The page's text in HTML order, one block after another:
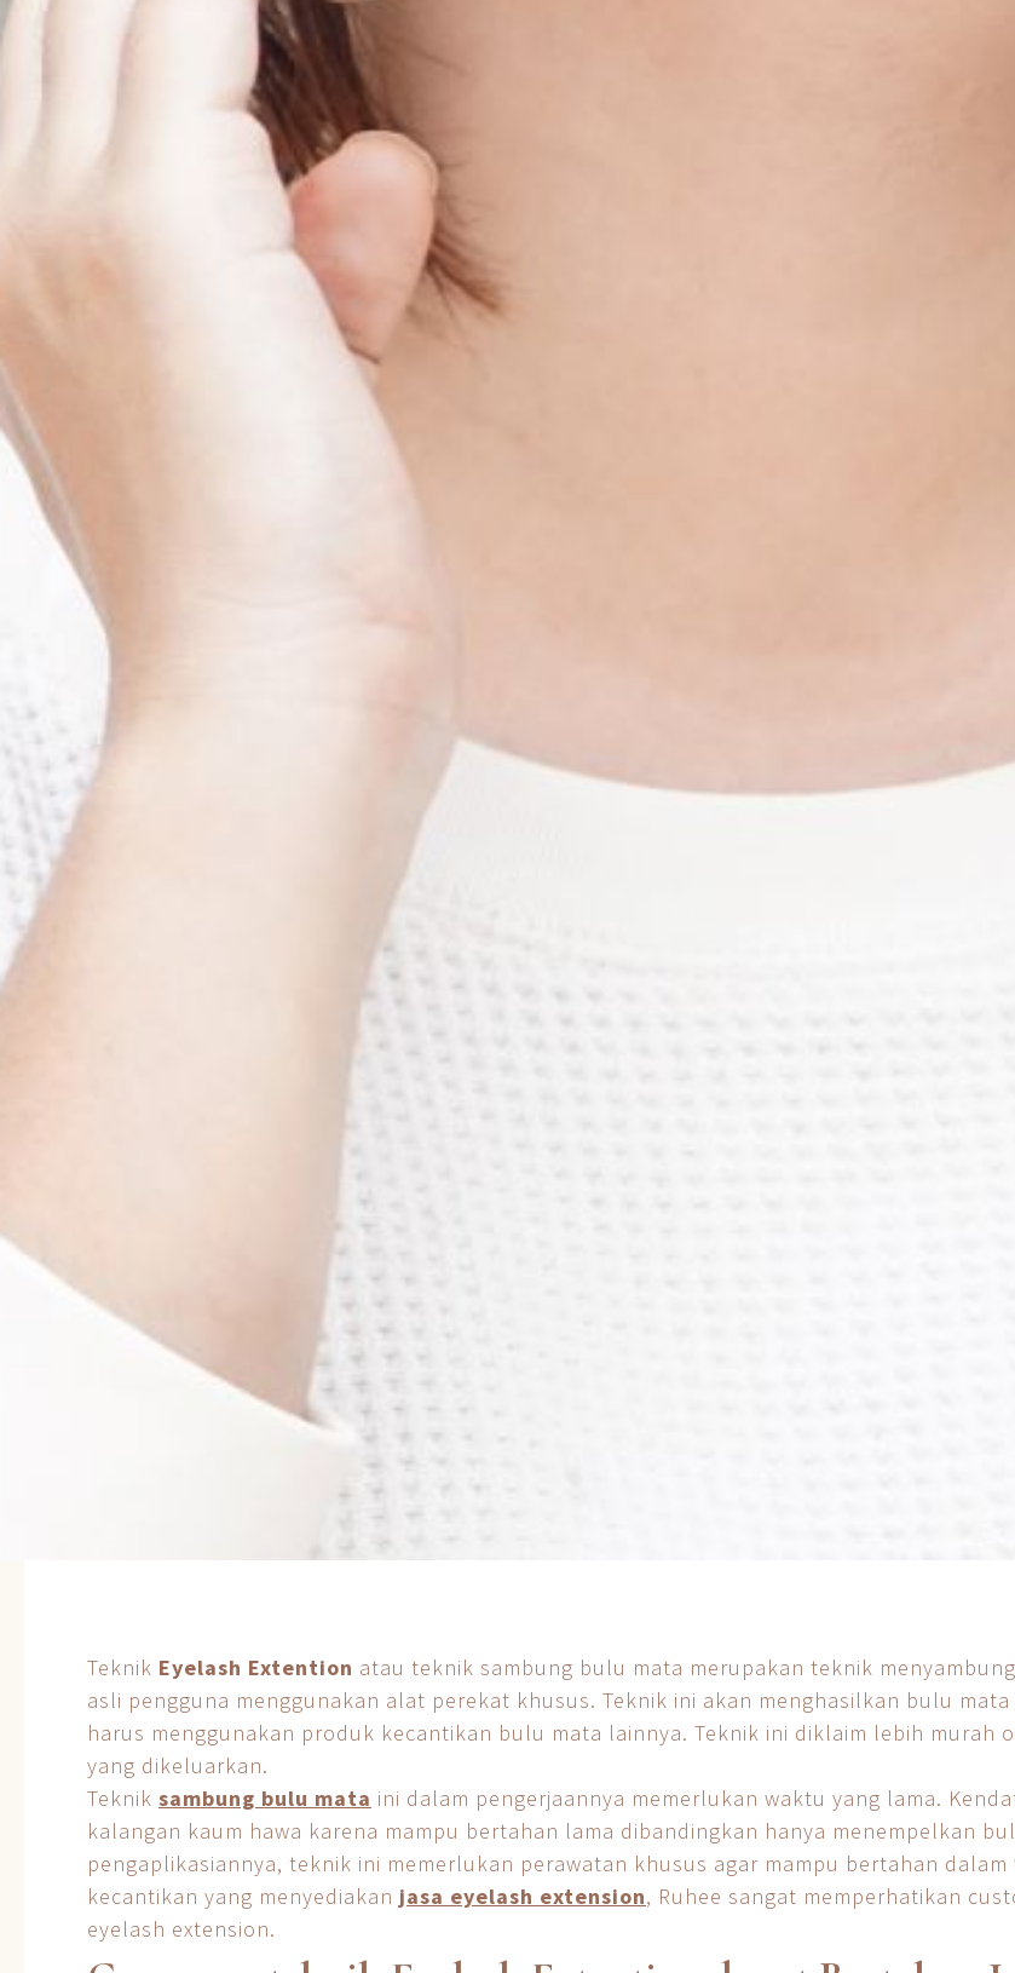
Teknik Eyelash Extention atau teknik sambung bulu mata merupakan teknik
asli pengguna menggunakan alat perekat khusus. Teknik ini akan menghasilkan bulu
harus menggunakan produk kecantikan bulu mata lainnya. Teknik ini diklaim lebih murah
yang dikeluarkan.
Teknik sambung bulu mata ini dalam pengerjaannya memerlukan waktu yang lama.
kalangan kaum hawa karena mampu bertahan lama dibandingkan hanya menempelkan
pengaplikasiannya, teknik ini memerlukan perawatan khusus agar mampu bertahan
kecantikan yang menyediakan jasa eyelash extension, Ruhee sangat memperhatikan
eyelash extension.